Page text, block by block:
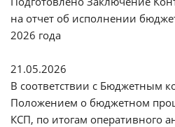
на отчет об исполнении
2026 года
21.05.2026
В соответствии с Бюджетным
Положением о бюджетном
КСП, по итогам оперативного